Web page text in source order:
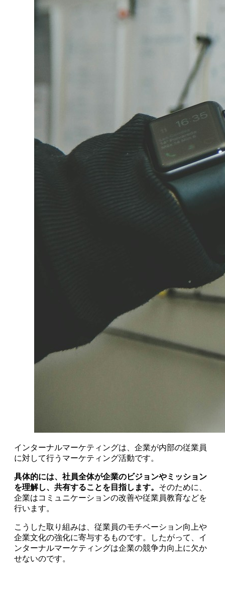
インターナルマーケティングは、企業が内部の従業員
に対して行うマーケティング活動です。
具体的には、社員全体が企業のビジョンやミッション
を理解し、共有することを目指します。 そのために、
企業はコミュニケーションの改善や従業員教育などを
行います。
こうした取り組みは、従業員のモチベーション向上や
企業文化の強化に寄与するものです。したがって、イ
ンターナルマーケティングは企業の競争力向上に欠か
せないのです。